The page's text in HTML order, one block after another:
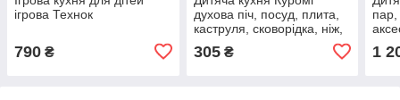
ігрова Технок
790 ₴
духова піч, посуд, плита,
каструля, сковорідка, ніж,
лопатка, декоративна їжа
305₴
пар,
1